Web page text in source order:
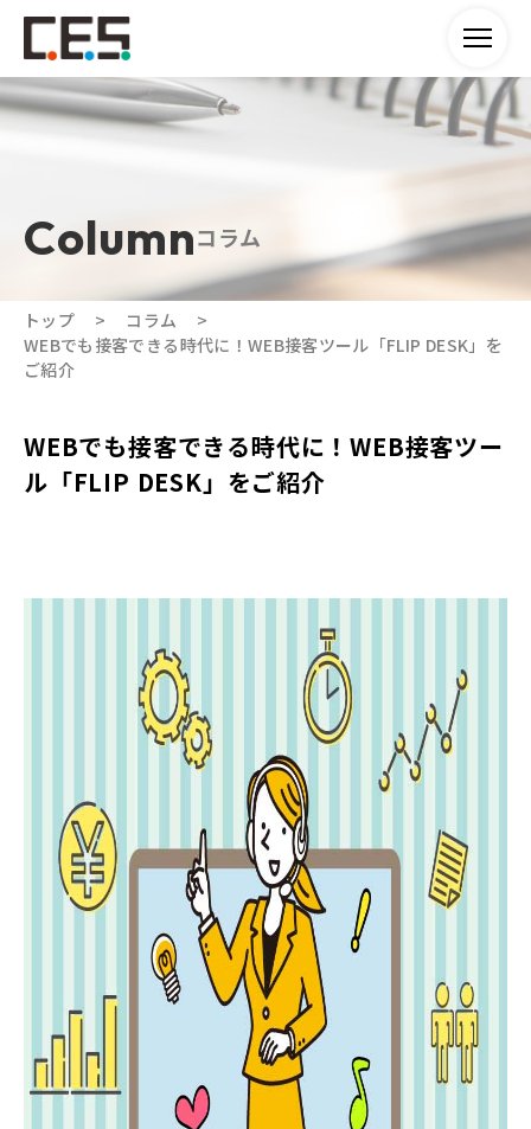
コラム
トップ
コラム
WEBでも接客できる時代に！WEB接客ツール「FLIP DESK」を
ご紹介
WEBでも接客できる時代に！WEB接客ツー
ル「FLIP DESK」をご紹介